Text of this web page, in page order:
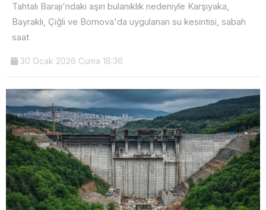
Tahtalı Barajı'ndaki aşırı bulanıklık nedeniyle Karşıyaka,
Bayraklı, Çiğli ve Bornova'da uygulanan su kesintisi, sabah
saat
30 Ocak 2026 Cuma 18:36